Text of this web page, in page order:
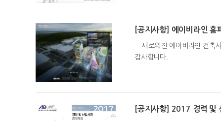
[공지사항] 에이비라인 홈
새로워진 에이비라인 건축
감사합니다.
[공지사항] 2017 경력 및